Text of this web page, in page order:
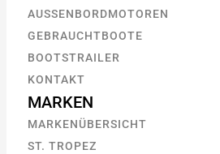
AUSSENBORDMOTOREN
GEBRAUCHTBOOTE
BOOTSTRAILER
KONTAKT
MARKEN
MARKENÜBERSICHT
ST. TROPEZ